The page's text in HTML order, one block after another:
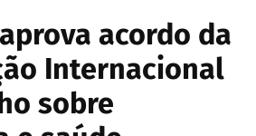
acordo da
Internacional
sobre